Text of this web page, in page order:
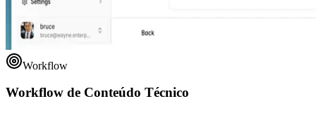
Workflow
Workflow de Conteúdo Técnico